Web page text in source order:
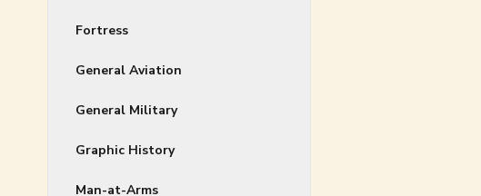
Fortress
General Aviation
General Military
Graphic History
Man-at-Arms